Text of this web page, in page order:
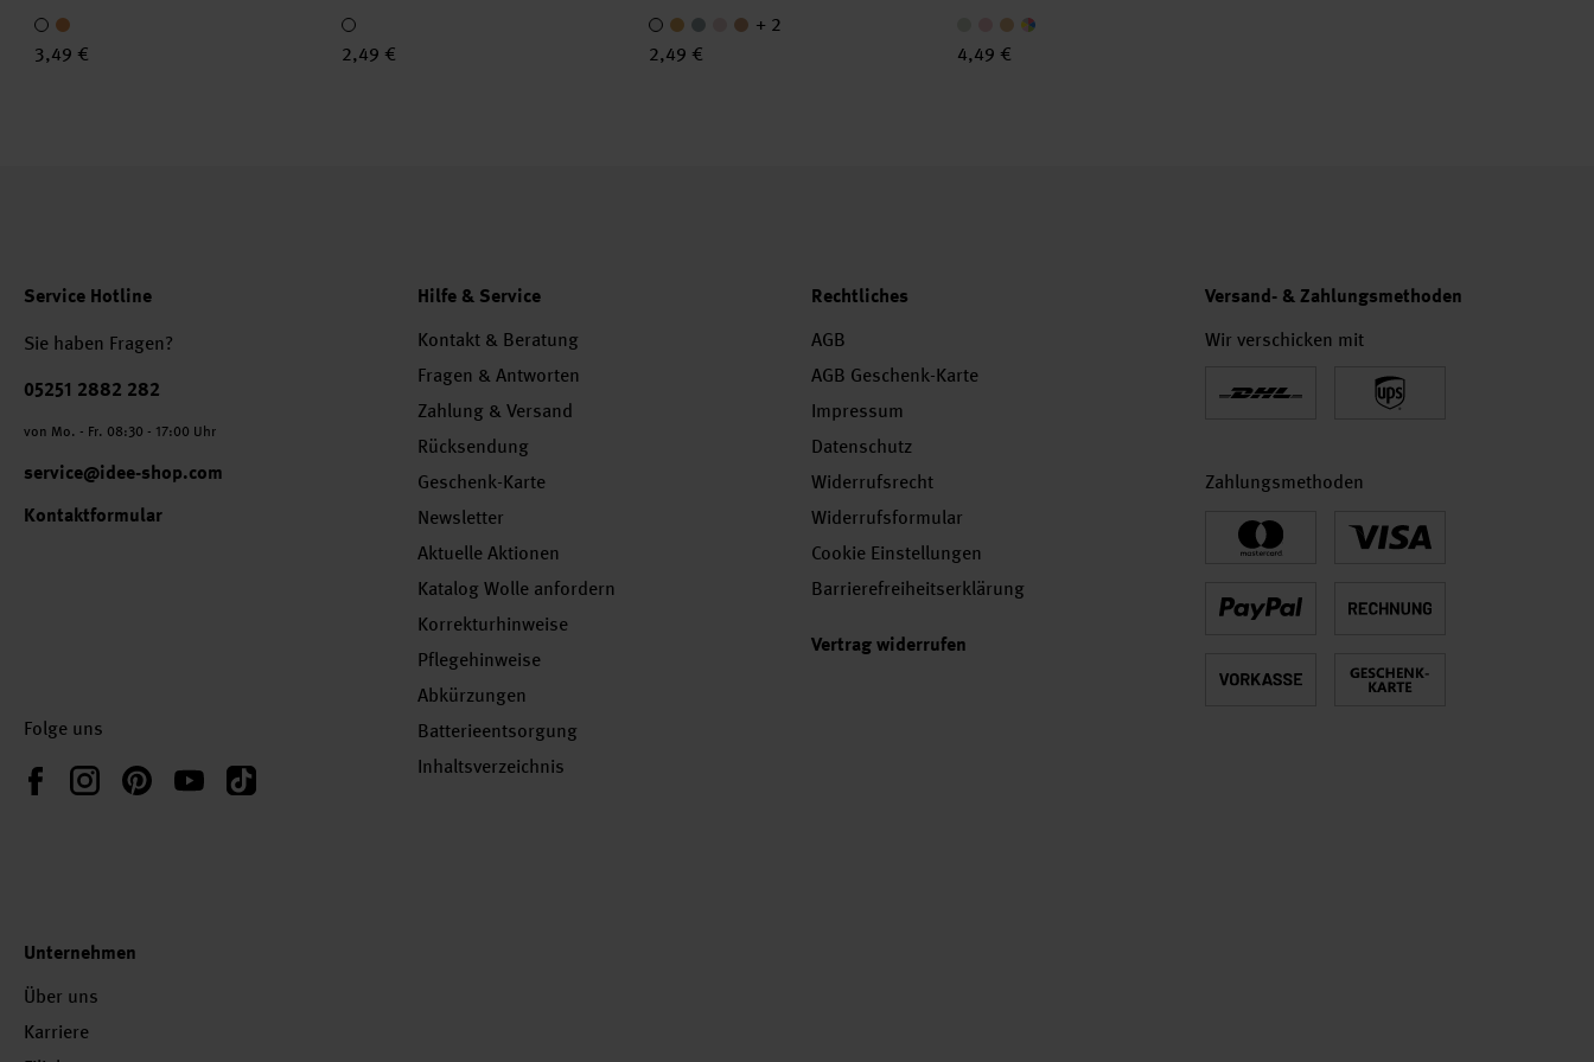
3,49 € 2,49 €
+ 2
2,49 €
4,49 €
Service Hotline
Sie haben Fragen?
Telefonnummer
05251 2882 282
von Mo. - Fr. 08:30 - 17:00 Uhr
service@idee-shop.com
Kontaktformular
Folge uns
FacebookInstagramPinterestYouTubeTikTok
Hilfe & Service
Kontakt & Beratung
Fragen & Antworten
Zahlung & Versand
Rücksendung
Geschenk-Karte
Newsletter
Aktuelle Aktionen
Katalog Wolle anfordern
Korrekturhinweise
Pflegehinweise
Abkürzungen
Batterieentsorgung
Inhaltsverzeichnis
Rechtliches
AGB
AGB Geschenk-Karte
Impressum
Datenschutz
Widerrufsrecht
Widerrufsformular
Cookie Einstellungen
Barrierefreiheitserklärung
Vertrag widerrufen
Versand- & Zahlungsmethoden
Wir verschicken mit
Zahlungsmethoden
Unternehmen
Über uns
Karriere